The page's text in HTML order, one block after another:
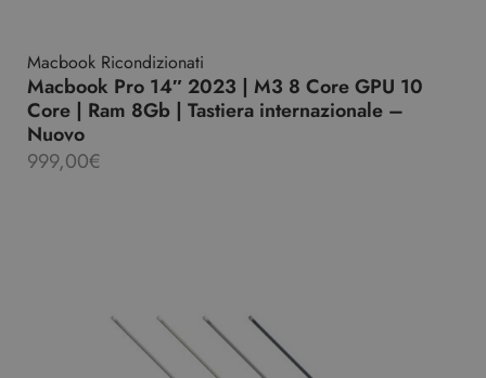
Macbook Ricondizionati
Macbook Pro 14″ 2023 | M3 8 Core GPU 10
Core | Ram 8Gb | Tastiera internazionale –
Nuovo
999,00€